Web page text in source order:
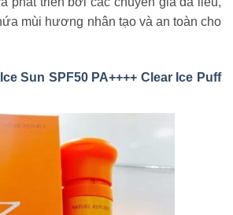
mùi hương nhân tạo và an toàn cho
Sun SPF50 PA++++ Clear Ice Puff